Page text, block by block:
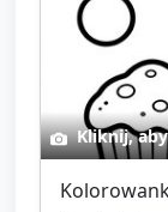
Kliknij,